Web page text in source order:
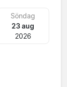
Söndag
23 aug
2026